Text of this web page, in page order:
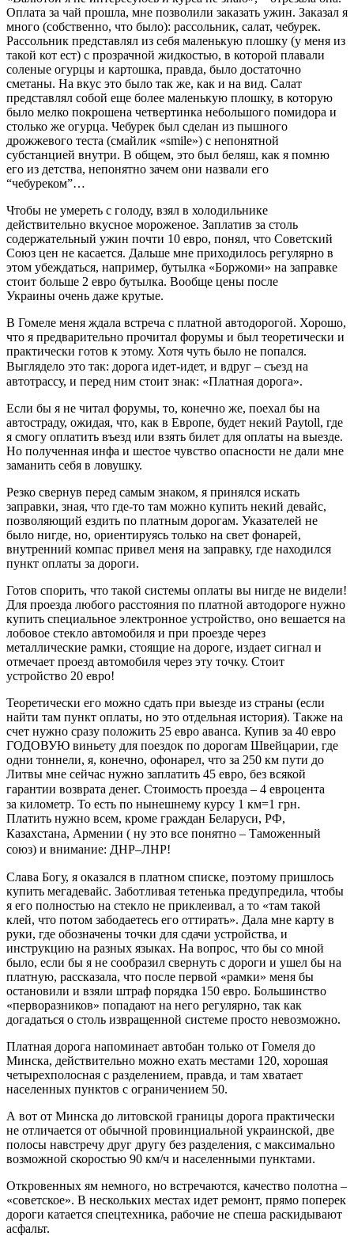
Оплата за чай прошла, мне позволили заказать ужин. Заказал я
много (собственно, что было): рассольник, салат, чебурек.
Рассольник представлял из себя маленькую плошку (у меня из
такой кот ест) с прозрачной жидкостью, в которой плавали
соленые огурцы и картошка, правда, было достаточно
сметаны. На вкус это было так же, как и на вид. Салат
представлял собой еще более маленькую плошку, в которую
было мелко покрошена четвертинка небольшого помидора и
столько же огурца. Чебурек был сделан из пышного
дрожжевого теста (смайлик «smile») с непонятной
субстанцией внутри. В общем, это был беляш, как я помню
его из детства, непонятно зачем они назвали его
“чебуреком”…
Чтобы не умереть с голоду, взял в холодильнике
действительно вкусное мороженое. Заплатив за столь
содержательный ужин почти 10 евро, понял, что Советский
Союз цен не касается. Дальше мне приходилось регулярно в
этом убеждаться, например, бутылка «Боржоми» на заправке
стоит больше 2 евро бутылка. Вообще цены после
Украины очень даже крутые.
В Гомеле меня ждала встреча с платной автодорогой. Хорошо,
что я предварительно прочитал форумы и был теоретически и
практически готов к этому. Хотя чуть было не попался.
Выглядело это так: дорога идет-идет, и вдруг – съезд на
автотрассу, и перед ним стоит знак: «Платная дорога».
Если бы я не читал форумы, то, конечно же, поехал бы на
автостраду, ожидая, что, как в Европе, будет некий Paytoll, где
я смогу оплатить въезд или взять билет для оплаты на выезде.
Но полученная инфа и шестое чувство опасности не дали мне
заманить себя в ловушку.
Резко свернув перед самым знаком, я принялся искать
заправки, зная, что где-то там можно купить некий девайс,
позволяющий ездить по платным дорогам. Указателей не
было нигде, но, ориентируясь только на свет фонарей,
внутренний компас привел меня на заправку, где находился
пункт оплаты за дороги.
Готов спорить, что такой системы оплаты вы нигде не видели!
Для проезда любого расстояния по платной автодороге нужно
купить специальное электронное устройство, оно вешается на
лобовое стекло автомобиля и при проезде через
металлические рамки, стоящие на дороге, издает сигнал и
отмечает проезд автомобиля через эту точку. Стоит
устройство 20 евро!
Теоретически его можно сдать при выезде из страны (если
найти там пункт оплаты, но это отдельная история). Также на
счет нужно сразу положить 25 евро аванса. Купив за 40 евро
ГОДОВУЮ виньету для поездок по дорогам Швейцарии, где
одни тоннели, я, конечно, офонарел, что за 250 км пути до
Литвы мне сейчас нужно заплатить 45 евро, без всякой
гарантии возврата денег. Стоимость проезда – 4 евроцента
за километр. То есть по нынешнему курсу 1 км=1 грн.
Платить нужно всем, кроме граждан Беларуси, РФ,
Казахстана, Армении ( ну это все понятно – Таможенный
союз) и внимание: ДНР–ЛНР!
Слава Богу, я оказался в платном списке, поэтому пришлось
купить мегадевайс. Заботливая тетенька предупредила, чтобы
я его полностью на стекло не приклеивал, а то «там такой
клей, что потом забодаетесь его оттирать». Дала мне карту в
руки, где обозначены точки для сдачи устройства, и
инструкцию на разных языках. На вопрос, что бы со мной
было, если бы я не сообразил свернуть с дороги и ушел бы на
платную, рассказала, что после первой «рамки» меня бы
остановили и взяли штраф порядка 150 евро. Большинство
«перворазников» попадают на него регулярно, так как
догадаться о столь извращенной системе просто невозможно.
Платная дорога напоминает автобан только от Гомеля до
Минска, действительно можно ехать местами 120, хорошая
четырехполосная с разделением, правда, и там хватает
населенных пунктов с ограничением 50.
А вот от Минска до литовской границы дорога практически
не отличается от обычной провинциальной украинской, две
полосы навстречу друг другу без разделения, с максимально
возможной скоростью 90 км/ч и населенными пунктами.
Откровенных ям немного, но встречаются, качество полотна –
«советское». В нескольких местах идет ремонт, прямо поперек
дороги катается спецтехника, рабочие не спеша раскидывают
асфальт.